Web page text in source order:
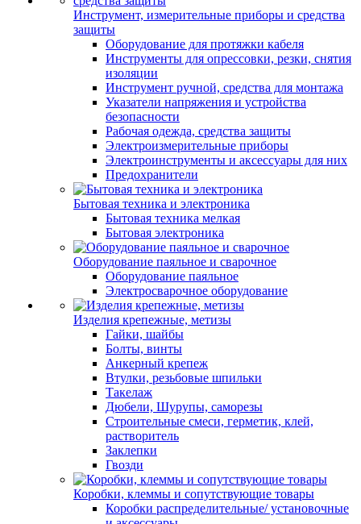
Инструмент, измерительные приборы и средства
защиты
Оборудование для протяжки кабеля
Инструменты для опрессовки, резки, снятия
изоляции
Инструмент ручной, средства для монтажа
Указатели напряжения и устройства
безопасности
Рабочая одежда, средства защиты
Электроизмерительные приборы
Электроинструменты и аксессуары для них
Предохранители
Бытовая техника и электроника
Бытовая техника мелкая
Бытовая электроника
Оборудование паяльное и сварочное
Оборудование паяльное
Электросварочное оборудование
Изделия крепежные, метизы
Гайки, шайбы
Болты, винты
Анкерный крепеж
Втулки, резьбовые шпильки
Такелаж
Дюбели, Шурупы, саморезы
Строительные смеси, герметик, клей,
растворитель
Заклепки
Гвозди
Коробки, клеммы и сопутствующие товары
Коробки распределительные/ установочные